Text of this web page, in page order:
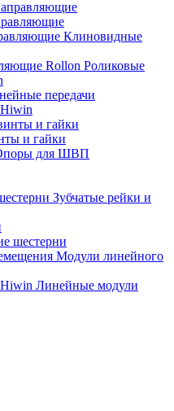
Клиновидные
Роликовые
передачи
и гайки
для ШВП
Зубчатые рейки и
шестерни
Модули линейного
Линейные модули